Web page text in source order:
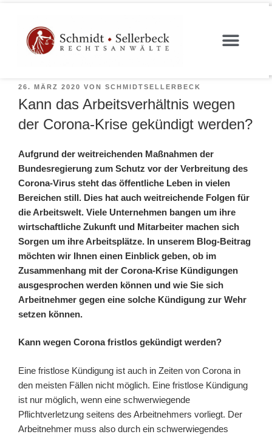
26. MÄRZ 2020 VON SCHMIDTSELLERBECK
Kann das Arbeitsverhältnis wegen
der Corona-Krise gekündigt werden?
Aufgrund der weitreichenden Maßnahmen der
Bundesregierung zum Schutz vor der Verbreitung des
Corona-Virus steht das öffentliche Leben in vielen
Bereichen still. Dies hat auch weitreichende Folgen für
die Arbeitswelt. Viele Unternehmen bangen um ihre
wirtschaftliche Zukunft und Mitarbeiter machen sich
Sorgen um ihre Arbeitsplätze. In unserem Blog-Beitrag
möchten wir Ihnen einen Einblick geben, ob im
Zusammenhang mit der Corona-Krise Kündigungen
ausgesprochen werden können und wie Sie sich
Arbeitnehmer gegen eine solche Kündigung zur Wehr
setzen können.
Kann wegen Corona fristlos gekündigt werden?
Eine fristlose Kündigung ist auch in Zeiten von Corona in
den meisten Fällen nicht möglich. Eine fristlose Kündigung
ist nur möglich, wenn eine schwerwiegende
Pflichtverletzung seitens des Arbeitnehmers vorliegt. Der
Arbeitnehmer muss also durch ein schwerwiegendes